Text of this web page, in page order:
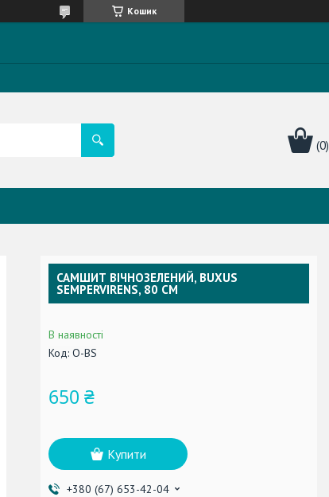
Кошик
САМШИТ ВІЧНОЗЕЛЕНИЙ, BUXUS
SEMPERVIRENS, 80 СМ
В наявності
Код: O-BS
650 ₴
Купити
+380 (67) 653-42-04